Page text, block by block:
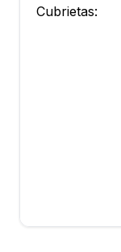
Cubrietas: